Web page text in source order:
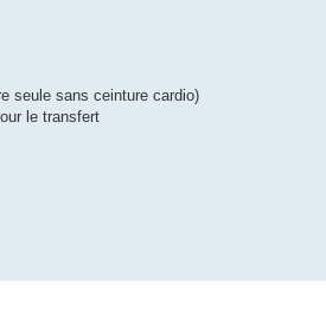
seule sans ceinture cardio)
le transfert